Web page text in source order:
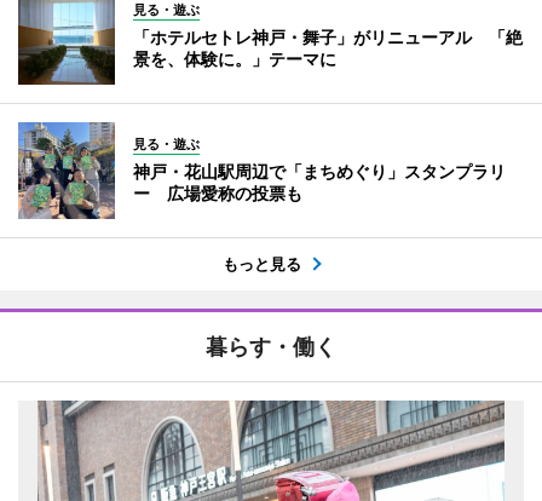
見る・遊ぶ
「ホテルセトレ神戸・舞子」がリニューアル 「絶
景を、体験に。」テーマに
見る・遊ぶ
神戸・花山駅周辺で「まちめぐり」スタンプラリ
ー 広場愛称の投票も
もっと見る
暮らす・働く